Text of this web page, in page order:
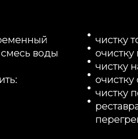
воды
чистку
чистку
очистку
чистку